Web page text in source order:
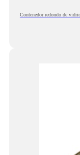
Contenedor redondo de